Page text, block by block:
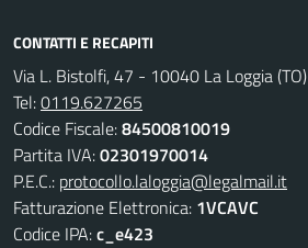
CONTATTI E RECAPITI
Via L. Bistolfi, 47 - 10040 La Loggia (TO)
Tel:0119.627265
Codice Fiscale:84500810019
Partita IVA:02301970014
P.E.C.: protocollo.laloggia@legalmail.it
Fatturazione Elettronica: 1VCAVC
Codice IPA:c_e423